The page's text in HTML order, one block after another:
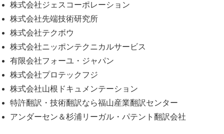
株式会社ジェスコーポレーション
株式会社先端技術研究所
株式会社テクボウ
株式会社ニッポンテクニカルサービス
有限会社フォーユ・ジャパン
株式会社プロテックフジ
株式会社山根ドキュメンテーション
特許翻訳・技術翻訳なら福山産業翻訳センター
アンダーセン＆杉浦リーガル・パテント翻訳会社